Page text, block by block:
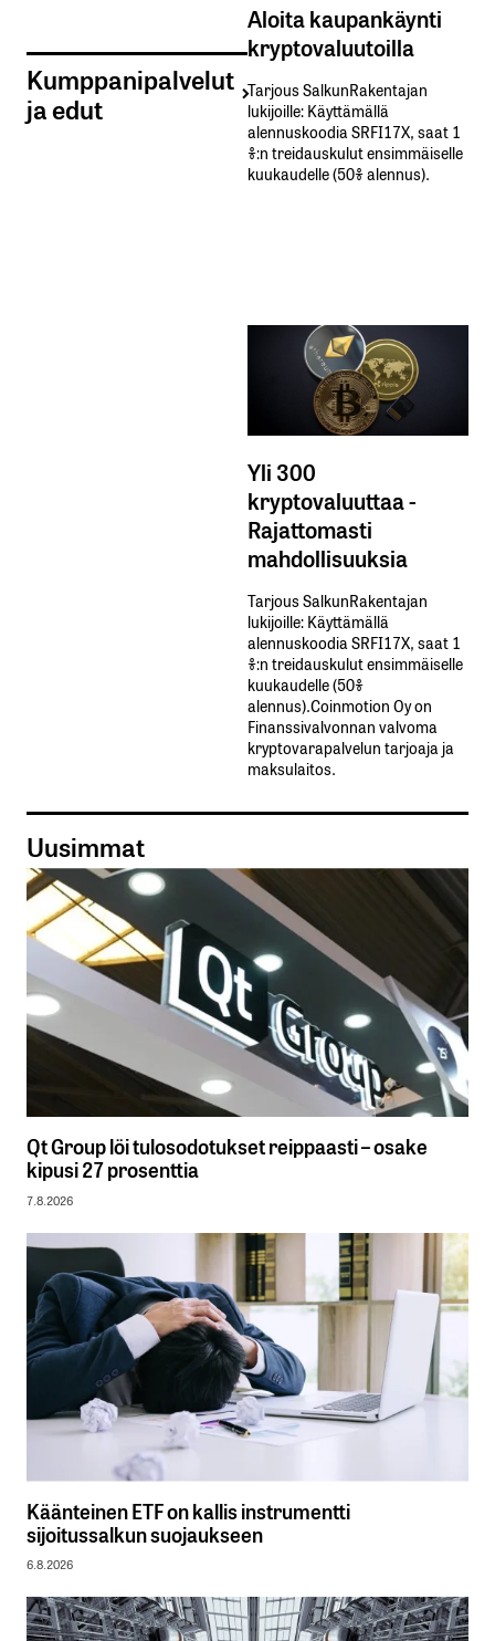
Kumppanipalvelut
ja edut
Aloita kaupankäynti
kryptovaluutoilla
Tarjous SalkunRakentajan
lukijoille: Käyttämällä​ ​
alennuskoodia​ ​SRFI17X,​ ​saat​ ​1
%:n treidauskulut​ ​ensimmäiselle​ ​
kuukaudelle​ ​(50%​ ​alennus).
Yli 300
kryptovaluuttaa -
Rajattomasti
mahdollisuuksia
Tarjous SalkunRakentajan
lukijoille: Käyttämällä​ ​
alennuskoodia​ ​SRFI17X,​ ​saat​ ​1
%:n treidauskulut​ ​ensimmäiselle​ ​
kuukaudelle​ ​(50%​ ​
alennus).Coinmotion Oy on
Finanssivalvonnan valvoma
kryptovarapalvelun tarjoaja ja
maksulaitos.
Uusimmat
Qt Group löi tulosodotukset reippaasti – osake
kipusi 27 prosenttia
7.8.2026
Käänteinen ETF on kallis instrumentti
sijoitussalkun suojaukseen
6.8.2026